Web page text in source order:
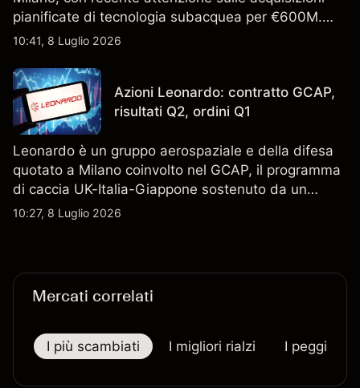
pianificate di tecnologia subacquea per €600M.
Scopri i target di prezzo FCT di terze parti e l'analisi
indicatore affidabile dei risultati futuri.
10:41, 8 Luglio 2026
Azioni Leonardo: contratto GCAP,
risultati Q2, ordini Q1
Leonardo è un gruppo aerospaziale e della difesa
quotato a Milano coinvolto nel GCAP, il programma
di caccia UK-Italia-Giappone sostenuto da un
contratto da 4,6 miliardi di sterline. I risultati
10:27, 8 Luglio 2026
Mercati correlati
I più scambiati I migliori rialzi I peggiori